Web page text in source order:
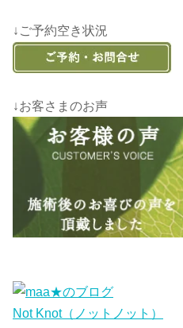
↓ご予約空き状況
↓お客さまのお声
Not Knot（ノットノット）